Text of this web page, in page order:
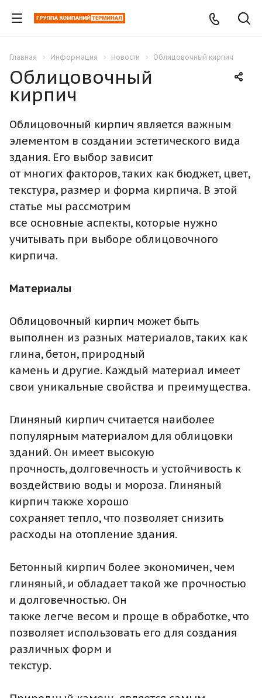
Главная Информация Новости Облицовочный кирпич
Облицовочный
кирпич
Облицовочный кирпич является важным
элементом в создании эстетического вида
здания. Его выбор зависит
от многих факторов, таких как бюджет, цвет,
текстура, размер и форма кирпича. В этой
статье мы рассмотрим
все основные аспекты, которые нужно
учитывать при выборе облицовочного
кирпича.
Материалы
Облицовочный кирпич может быть
выполнен из разных материалов, таких как
глина, бетон, природный
камень и другие. Каждый материал имеет
свои уникальные свойства и преимущества.
Глиняный кирпич считается наиболее
популярным материалом для облицовки
зданий. Он имеет высокую
прочность, долговечность и устойчивость к
воздействию воды и мороза. Глиняный
кирпич также хорошо
сохраняет тепло, что позволяет снизить
расходы на отопление здания.
Бетонный кирпич более экономичен, чем
глиняный, и обладает такой же прочностью
и долговечностью. Он
также легче весом и проще в обработке, что
позволяет использовать его для создания
различных форм и
текстур.